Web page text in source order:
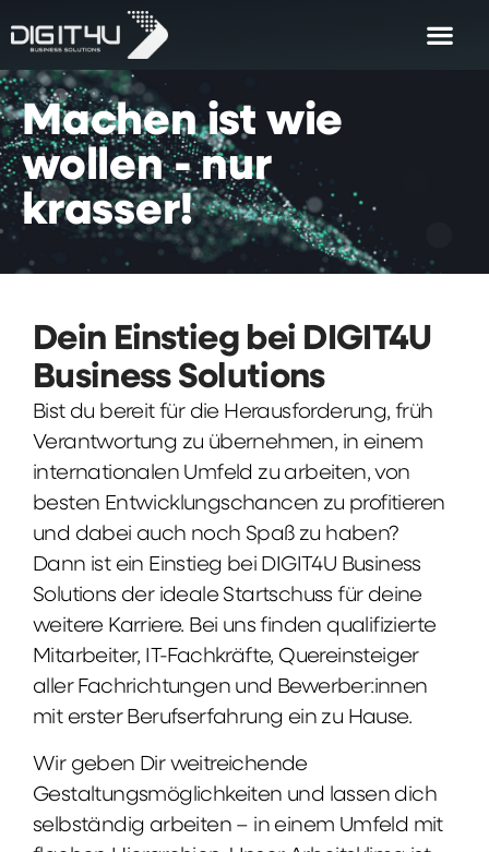
Machen ist wie
wollen - nur
krasser!
Dein Einstieg bei DIGIT4U
Business Solutions
Bist du bereit für die Herausforderung, früh
Verantwortung zu übernehmen, in einem
internationalen Umfeld zu arbeiten, von
besten Entwicklungschancen zu profitieren
und dabei auch noch Spaß zu haben?
Dann ist ein Einstieg bei DIGIT4U Business
Solutions der ideale Startschuss für deine
weitere Karriere. Bei uns finden qualifizierte
Mitarbeiter, IT-Fachkräfte, Quereinsteiger
aller Fachrichtungen und Bewerber:innen
mit erster Berufserfahrung ein zu Hause.
Wir geben Dir weitreichende
Gestaltungsmöglichkeiten und lassen dich
selbständig arbeiten – in einem Umfeld mit